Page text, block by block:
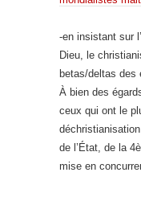
-en insistant sur
Dieu, le
betas/deltas
À bien des
ceux qui ont le
de l’État, de la
mise en